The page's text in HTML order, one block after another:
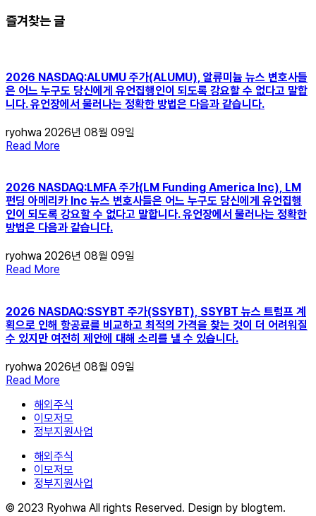
즐겨찾는 글
2026 NASDAQ:ALUMU 주가(ALUMU), 알류미늄 뉴스 변호사들
은 어느 누구도 당신에게 유언집행인이 되도록 강요할 수 없다고 말합
니다. 유언장에서 물러나는 정확한 방법은 다음과 같습니다.
ryohwa 2026년 08월 09일
Read More
2026 NASDAQ:LMFA 주가(LM Funding America Inc), LM
펀딩 아메리카 Inc 뉴스 변호사들은 어느 누구도 당신에게 유언집행
인이 되도록 강요할 수 없다고 말합니다. 유언장에서 물러나는 정확한
방법은 다음과 같습니다.
ryohwa 2026년 08월 09일
Read More
2026 NASDAQ:SSYBT 주가(SSYBT), SSYBT 뉴스 트럼프 계
획으로 인해 항공료를 비교하고 최적의 가격을 찾는 것이 더 어려워질
수 있지만 여전히 제안에 대해 소리를 낼 수 있습니다.
ryohwa 2026년 08월 09일
Read More
해외주식
이모저모
정부지원사업
해외주식
이모저모
정부지원사업
© 2023 Ryohwa All rights Reserved. Design by blogtem.